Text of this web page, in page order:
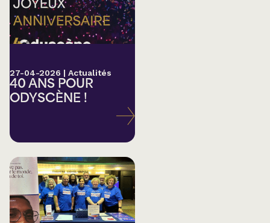
27-04-2026 | Actualités
40 ANS POUR
ODYSCÈNE !